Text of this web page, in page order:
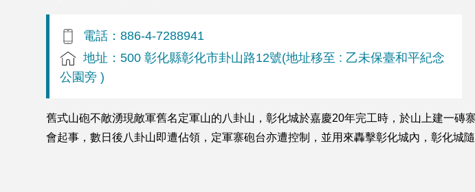
電話：886-4-7288941
地址：500 彰化縣彰化市卦山路12號(地址移至 : 乙未保臺和平紀念
公園旁 )
舊式山砲不敵湧現敵軍舊名定軍山的八卦山，彰化城於嘉慶20年完工時，於山上建一
會起事，數日後八卦山即遭佔領，定軍寨砲台亦遭控制，並用來轟擊彰化城內，彰化城隨